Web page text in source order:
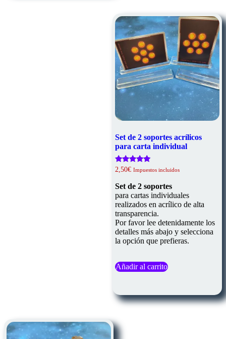
Set de 2 soportes acrílicos
para carta individual
Valorado
5.00
de 5
2,50€ Impuestos incluidos
Set de 2 soportes
para cartas individuales
realizados en acrílico de alta
transparencia.
Por favor lee detenidamente los
detalles más abajo y selecciona
la opción que prefieras.
Añadir al carrito